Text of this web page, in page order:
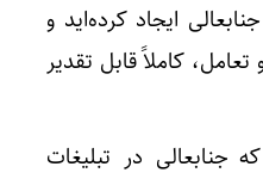
ایجاد کرده‌اید و
کاملاً قابل تقدیر
در تبلیغات